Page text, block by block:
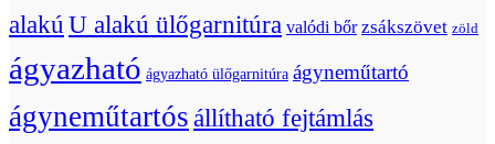
alakú U alakú ülőgarnitúra valódi bőr zsákszövet zöld
ágyazható ágyazható ülőgarnitúra ágyneműtartó
ágyneműtartós állítható fejtámlás